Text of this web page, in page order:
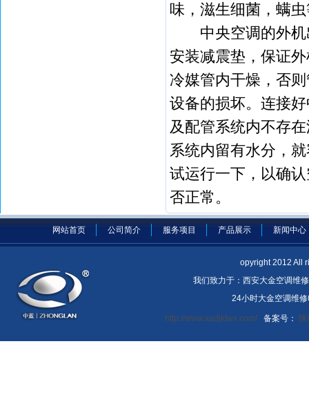
味，滋生细菌，螨
中央空调的外机
安装减震垫，保证
冷媒管内干燥，否
设备的损坏。连接
及配管系统内不存
系统内留有水分，
试运行一下，以确
否正常。
网站首页 公司简介 服务项目 产品展示 新闻中心
opyright 2012 All
我们致力于：西安大金空调维
24小时大金空调维
http://www.xadjktwx.com/ 备案号：